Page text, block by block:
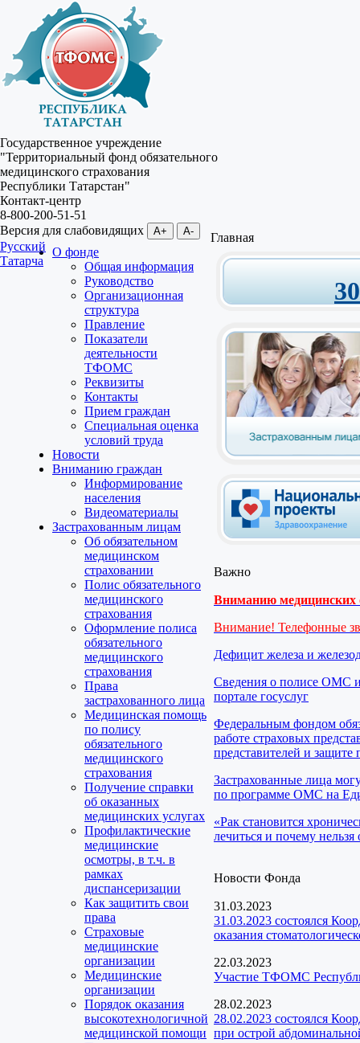
Государственное учреждение
"Территориальный фонд обязательного
медицинского страхования
Республики Татарстан"
Контакт-центр
8-800-200-51-51
Версия для слабовидящих
A+ A-
Русский
Татарча
О фонде
Общая информация
Руководство
Организационная
структура
Правление
Показатели
деятельности
ТФОМС
Реквизиты
Контакты
Прием граждан
Специальная оценка
условий труда
Новости
Вниманию граждан
Информирование
населения
Видеоматериалы
Застрахованным лицам
Об обязательном
медицинском
страховании
Полис обязательного
медицинского
страхования
Оформление полиса
обязательного
медицинского
страхования
Права
застрахованного лица
Медицинская помощь
по полису
обязательного
медицинского
страхования
Получение справки
об оказанных
медицинских услугах
Профилактические
медицинские
осмотры, в т.ч. в
рамках
диспансеризации
Как защитить свои
права
Страховые
медицинские
организации
Медицинские
организации
Порядок оказания
высокотехнологичной
медицинской помощи
Главная
Важно
Вниманию медицинских
Внимание! Телефонные
Дефицит железа и
Сведения о полисе ОМС
портале госуслуг
Федеральным фондом
работе страховых
представителей и защите
Застрахованные лица
по программе ОМС на
«Рак становится
лечиться и почему нельзя
Новости Фонда
31.03.2023
31.03.2023 состоялся
оказания
22.03.2023
Участие ТФОМС
28.02.2023
28.02.2023 состоялся
при острой